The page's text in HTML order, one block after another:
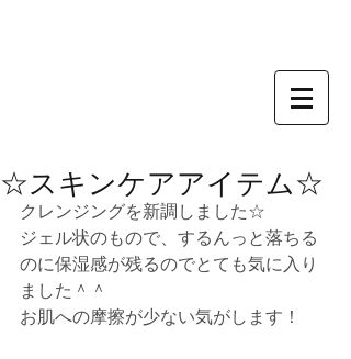
☆スキンケアアイテム☆
クレンジングを新調しました☆
ジェル状のもので、するんっと落ちる
のに保湿感が残るのでとても気に入り
ました＾＾
お肌への摩擦が少ない気がします！